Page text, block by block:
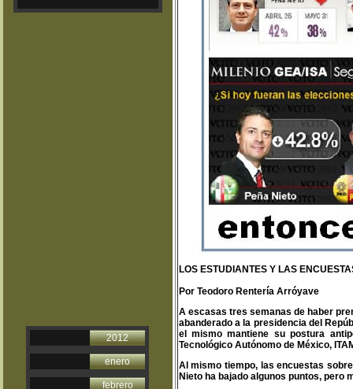
2012
enero
febrero
LOS ESTUDIANTES Y LAS
Por Teodoro Rentería Arróyave
A escasas tres semanas de haber
abanderado a la presidencia del
el mismo mantiene su postura
Tecnológico Autónomo de México,
Al mismo tiempo, las encuestas
Nieto ha bajado algunos puntos,